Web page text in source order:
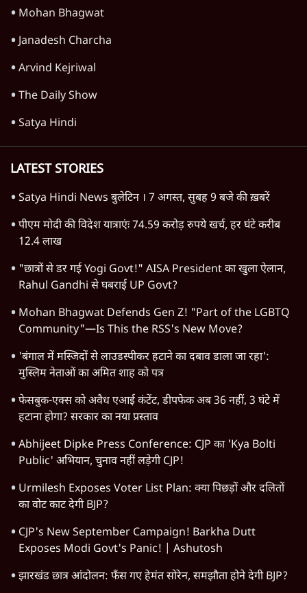
Mohan Bhagwat
Janadesh Charcha
Arvind Kejriwal
The Daily Show
Satya Hindi
LATEST STORIES
Satya Hindi News बुलेटिन । 7 अगस्त, सुबह 9 बजे की ख़बरें
पीएम मोदी की विदेश यात्राएंः 74.59 करोड़ रुपये खर्च, हर घंटे करीब
12.4 लाख
"छात्रों से डर गई Yogi Govt!" AISA President का खुला ऐलान,
Rahul Gandhi से घबराई UP Govt?
Mohan Bhagwat Defends Gen Z! "Part of the LGBTQ
Community"—Is This the RSS's New Move?
'बंगाल में मस्जिदों से लाउडस्पीकर हटाने का दबाव डाला जा रहा':
मुस्लिम नेताओं का अमित शाह को पत्र
फेसबुक-एक्स को अवैध एआई कंटेंट, डीपफेक अब 36 नहीं, 3 घंटे में
हटाना होगा? सरकार का नया प्रस्ताव
Abhijeet Dipke Press Conference: CJP का 'Kya Bolti
Public' अभियान, चुनाव नहीं लड़ेगी CJP!
Urmilesh Exposes Voter List Plan: क्या पिछड़ों और दलितों
का वोट काट देगी BJP?
CJP's New September Campaign! Barkha Dutt
Exposes Modi Govt's Panic! | Ashutosh
झारखंड छात्र आंदोलन: फँस गए हेमंत सोरेन, समझौता होने देगी BJP?